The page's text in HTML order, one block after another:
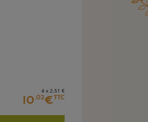
4 x 2.51 €
10.02€TTC